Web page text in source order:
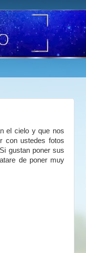
el cielo y que nos
con ustedes fotos
gustan poner sus
de poner muy